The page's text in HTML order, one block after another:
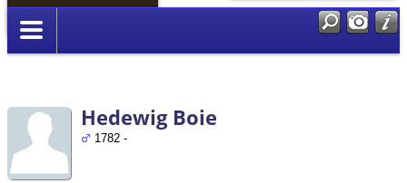
Anmelden
Hedewig Boie
1782 -